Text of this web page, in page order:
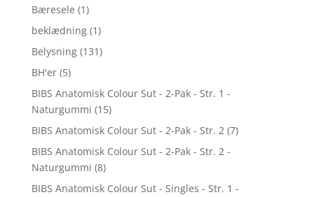
Bæresele (1)
beklædning (1)
Belysning (131)
BH'er (5)
BIBS Anatomisk Colour Sut - 2-Pak - Str. 1 -
Naturgummi (15)
BIBS Anatomisk Colour Sut - 2-Pak - Str. 2 (7)
BIBS Anatomisk Colour Sut - 2-Pak - Str. 2 -
Naturgummi (8)
BIBS Anatomisk Colour Sut - Singles - Str. 1 -